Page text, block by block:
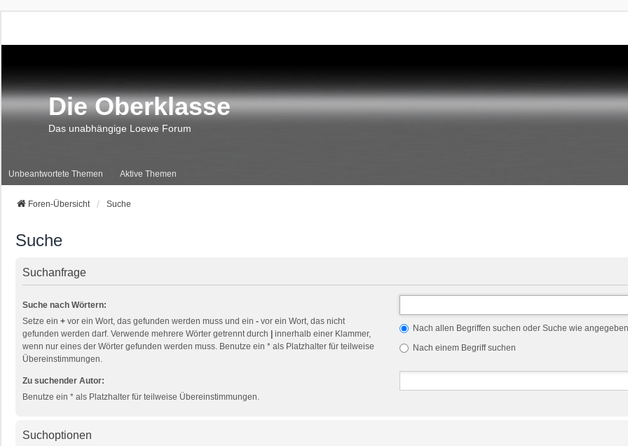
Die Oberklasse
Das unabhängige Loewe Forum
Unbeantwortete Themen Aktive Themen
Foren-Übersicht Suche
Suche
Suchanfrage
Suche nach Wörtern:
Setze ein + vor ein Wort, das gefunden werden muss und ein - vor ein Wort, das nicht
gefunden werden darf. Verwende mehrere Wörter getrennt durch
innerhalb einer Klammer,
wenn nur eines der Wörter gefunden werden muss. Benutze ein * als Platzhalter für teilweise
Übereinstimmungen.
Nach allen Begriffen suchen oder Suche wie
Nach einem Begriff suchen
Zu suchender Autor:
Benutze ein * als Platzhalter für teilweise Übereinstimmungen.
Suchoptionen